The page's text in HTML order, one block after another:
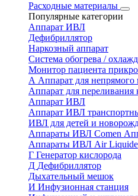
Расходные материалы
Популярные категории
Аппарат ИВЛ
Дефибриллятор
Наркозный аппарат
Система обогрева /
Монитор пациента
А Аппарат для непрямого
Аппарат для переливания
Аппарат ИВЛ
Аппарат ИВЛ
ИВЛ для детей и
Аппараты ИВЛ Comen
Аппараты ИВЛ Air Liquide
Г Генератор кислорода
Д Дефибриллятор
Дыхательный мешок
И Инфузионная станция